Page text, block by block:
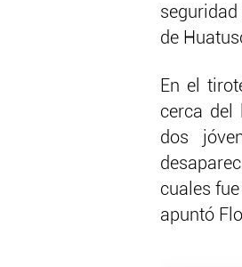
de
En el
cerca del
dos
cuales
apuntó